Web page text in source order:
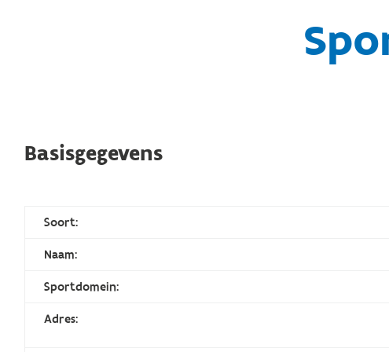
Basisgegevens
Soort:
Naam:
Sportdomein:
Adres: